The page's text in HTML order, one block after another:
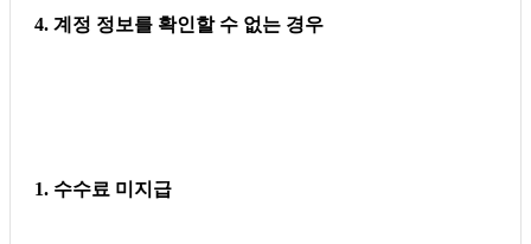
4. 계정 정보를 확인할 수 없는 경우
1. 수수료 미지급